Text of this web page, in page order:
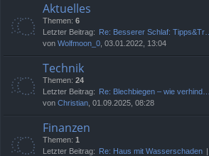
rif
f
Aktuelles
Themen: 6
Letzter Beitrag: Re: Besserer Schlaf: Tipps&Tr…
von Wolfmoon_0 , 03.01.2022, 13:04
Technik
Themen: 24
Letzter Beitrag: Re: Blechbiegen – wie verhind…
von Christian , 01.09.2025, 08:28
Finanzen
Themen: 1
Letzter Beitrag: Re: Haus mit Wasserschaden